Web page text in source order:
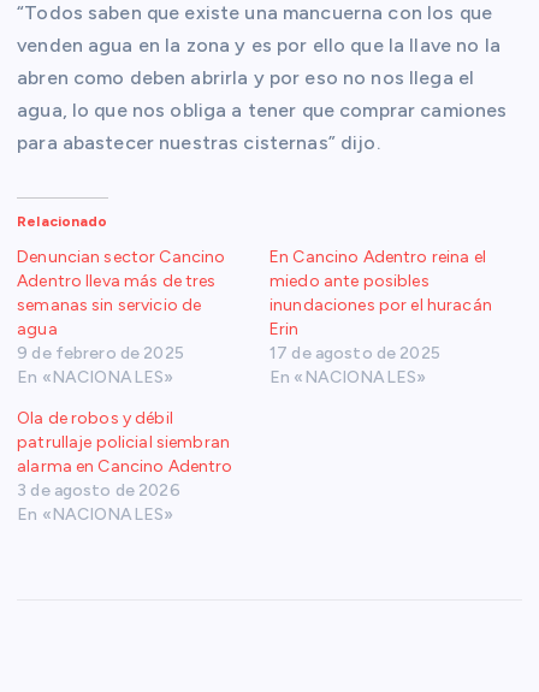
“Todos saben que existe una mancuerna con los que
venden agua en la zona y es por ello que la llave no la
abren como deben abrirla y por eso no nos llega el
agua, lo que nos obliga a tener que comprar camiones
para abastecer nuestras cisternas” dijo.
Relacionado
Denuncian sector Cancino
Adentro lleva más de tres
semanas sin servicio de
agua
9 de febrero de 2025
En «NACIONALES»
En Cancino Adentro reina el
miedo ante posibles
inundaciones por el huracán
Erin
17 de agosto de 2025
En «NACIONALES»
Ola de robos y débil
patrullaje policial siembran
alarma en Cancino Adentro
3 de agosto de 2026
En «NACIONALES»